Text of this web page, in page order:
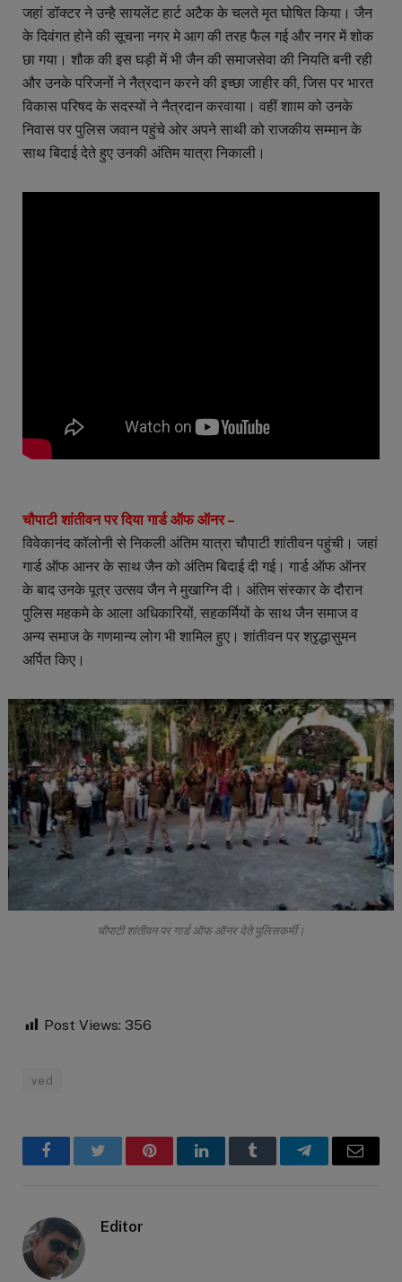
जहां डॉक्टर ने उन्है सायलेंट हार्ट अटैक के चलते मृत घोषित किया। जैन
के दिवंगत होने की सूचना नगर मे आग की तरह फैल गई और नगर में शोक
छा गया। शौक की इस घड़ी में भी जैन की समाजसेवा की नियति बनी रही
और उनके परिजनों ने नैत्रदान करने की इच्छा जाहीर की, जिस पर भारत
विकास परिषद के सदस्यों ने नैत्रदान करवाया। वहीं शााम को उनके
निवास पर पुलिस जवान पहुंचे ओर अपने साथी को राजकीय सम्मान के
साथ बिदाई देते हुए उनकी अंतिम यात्रा निकाली।
चौपाटी शांतीवन पर दिया गार्ड ऑफ ऑनर –
विवेकानंद कॉलोनी से निकली अंतिम यात्रा चौपाटी शांतीवन पहुंची। जहां
गार्ड ऑफ आनर के साथ जैन को अंतिम बिदाई दी गई। गार्ड ऑफ ऑनर
के बाद उनके पूत्र उत्सव जैन ने मुखाग्नि दी। अंतिम संस्कार के दौरान
पुलिस महकमे के आला अधिकारियों, सहकर्मियों के साथ जैन समाज व
अन्य समाज के गणमान्य लोग भी शामिल हुए। शांतीवन पर श्रृद्धासुमन
अर्पित किए।
चौपाटी शांतीवन पर गार्ड ऑफ ऑनर देते पुलिसकर्मी।
Post Views: 356
ved
FacebookTwitter PinterestLinkedInTumblr TelegramEmail
Editor